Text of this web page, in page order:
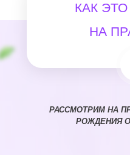
КАК
НА
РАССМОТРИМ НА
РОЖДЕНИЯ